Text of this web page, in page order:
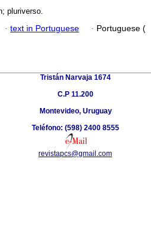
pluriverso.
· text in Portuguese · Portuguese (
Tristán Narvaja 1674
C.P 11.200
Montevideo, Uruguay
Teléfono: (598) 2400 8555
revistapcs@gmail.com